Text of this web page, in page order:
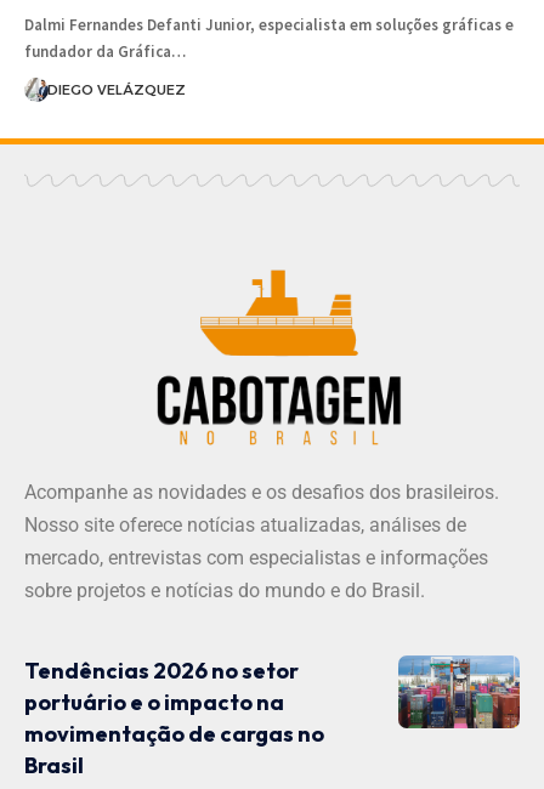
Dalmi Fernandes Defanti Junior, especialista em soluções gráficas e
fundador da Gráfica…
DIEGO VELÁZQUEZ
Acompanhe as novidades e os desafios dos brasileiros.
Nosso site oferece notícias atualizadas, análises de
mercado, entrevistas com especialistas e informações
sobre projetos e notícias do mundo e do Brasil.
Tendências 2026 no setor
portuário e o impacto na
movimentação de cargas no
Brasil